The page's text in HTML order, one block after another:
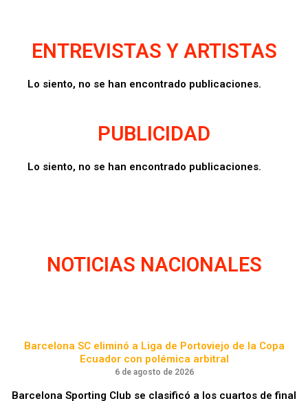
ENTREVISTAS Y ARTISTAS
Lo siento, no se han encontrado publicaciones.
PUBLICIDAD
Lo siento, no se han encontrado publicaciones.
NOTICIAS NACIONALES
Barcelona SC eliminó a Liga de Portoviejo de la Copa
Ecuador con polémica arbitral
6 de agosto de 2026
Barcelona Sporting Club se clasificó a los cuartos de final